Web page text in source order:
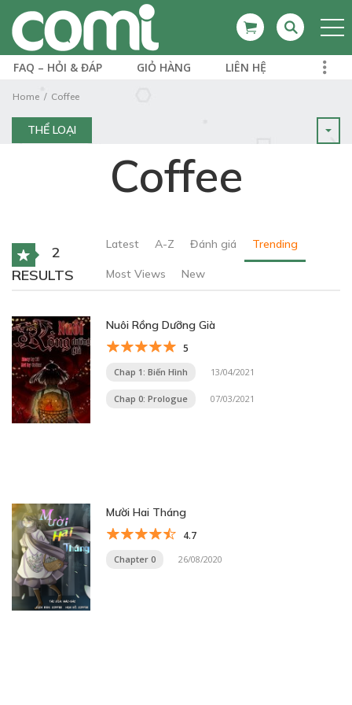
FAQ – HỎI & ĐÁP GIỎ HÀNG LIÊN HỆ
Home Coffee
THỂ LOẠI
Coffee
2
RESULTS
Latest A-Z Đánh giá Trending
Most Views New
Nuôi Rồng Dưỡng Già
5
Chap 1: Biến Hình 13/04/2021
Chap 0: Prologue 07/03/2021
Mười Hai Tháng
4.7
Chapter 0 26/08/2020